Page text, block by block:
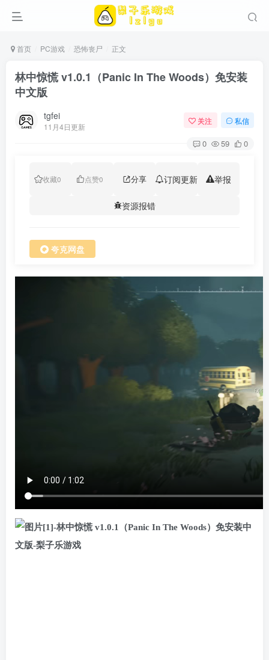
首页 PC游戏 恐怖丧尸 正文
林中惊慌 v1.0.1（Panic In The Woods）免安装
中文版
tgfei
11月4日更新
关注 私信
0 59 0
收藏0 点赞0 分享 订阅更新 举报
资源报错
夸克网盘